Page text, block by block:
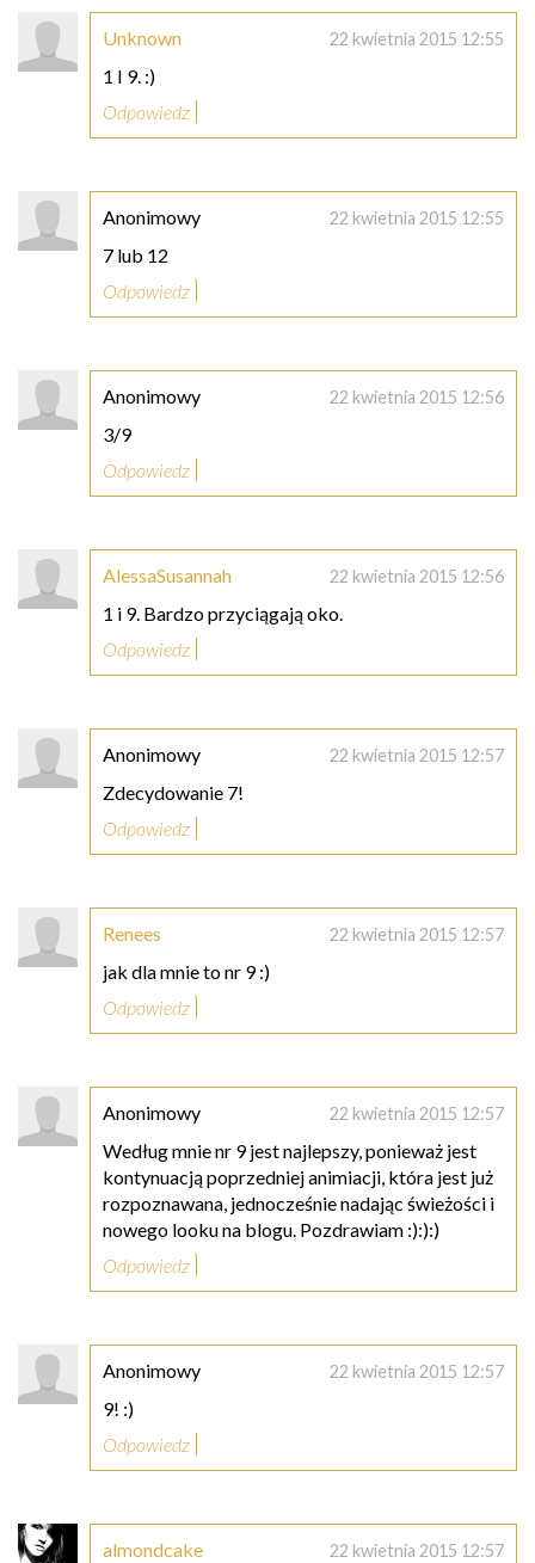
Unknown 22 kwietnia 2015 12:55
1 I 9. :)
Odpowiedz
Anonimowy 22 kwietnia 2015 12:55
7 lub 12
Odpowiedz
Anonimowy 22 kwietnia 2015 12:56
3/9
Odpowiedz
AlessaSusannah 22 kwietnia 2015 12:56
1 i 9. Bardzo przyciągają oko.
Odpowiedz
Anonimowy 22 kwietnia 2015 12:57
Zdecydowanie 7!
Odpowiedz
Renees 22 kwietnia 2015 12:57
jak dla mnie to nr 9 :)
Odpowiedz
Anonimowy 22 kwietnia 2015 12:57
Według mnie nr 9 jest najlepszy, ponieważ jest
kontynuacją poprzedniej animiacji, która jest już
rozpoznawana, jednocześnie nadając świeżości i
nowego looku na blogu. Pozdrawiam :):):)
Odpowiedz
Anonimowy 22 kwietnia 2015 12:57
9! :)
Odpowiedz
almondcake 22 kwietnia 2015 12:57